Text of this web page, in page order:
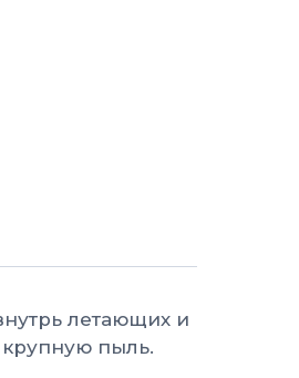
летающих и
пыль.